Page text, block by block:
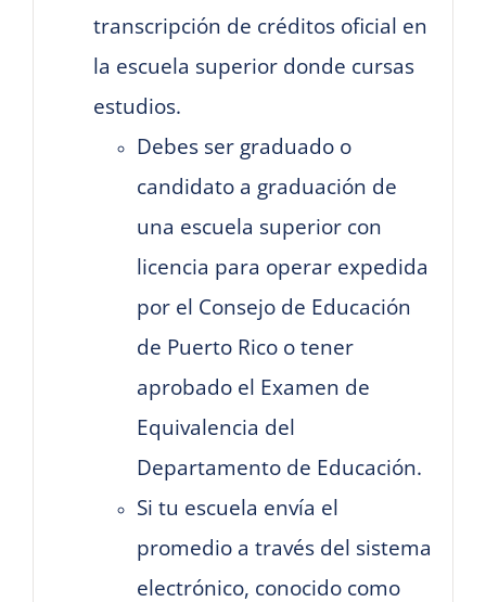
transcripción de créditos oficial en
la escuela superior donde cursas
estudios.
Debes ser graduado o
candidato a graduación de
una escuela superior con
licencia para operar expedida
por el Consejo de Educación
de Puerto Rico o tener
aprobado el Examen de
Equivalencia del
Departamento de Educación.
Si tu escuela envía el
promedio a través del sistema
electrónico, conocido como